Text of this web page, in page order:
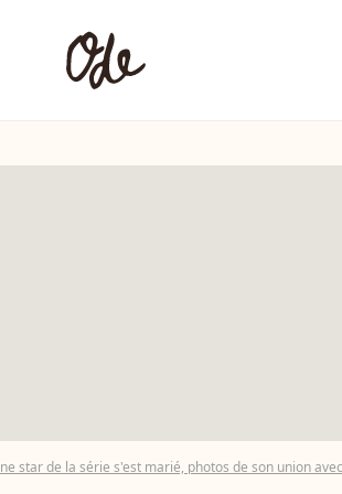
star de la série s'est marié, photos de son union